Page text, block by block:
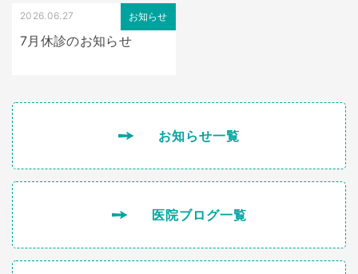
お知らせ
2026.06.27
7月休診のお知らせ
お知らせ一覧
医院ブログ一覧